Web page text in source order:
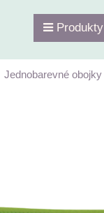
Produkty
Jednobarevné obojky